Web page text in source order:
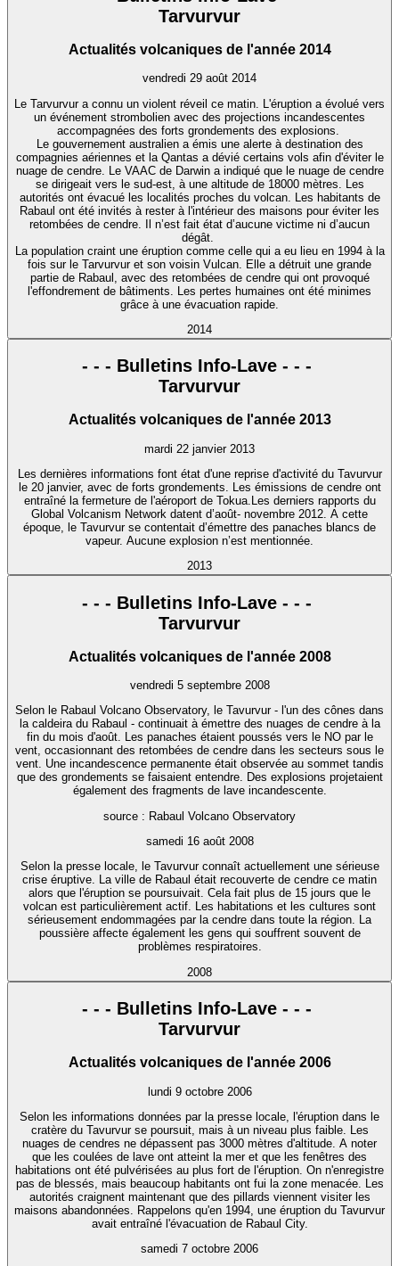
Tarvurvur
Actualités volcaniques de l'année 2014
vendredi 29 août 2014
Le Tarvurvur a connu un violent réveil ce matin. L'éruption a évolué vers
un événement strombolien avec des projections incandescentes
accompagnées des forts grondements des explosions.
Le gouvernement australien a émis une alerte à destination des
compagnies aériennes et la Qantas a dévié certains vols afin d'éviter le
nuage de cendre. Le VAAC de Darwin a indiqué que le nuage de cendre
se dirigeait vers le sud-est, à une altitude de 18000 mètres. Les
autorités ont évacué les localités proches du volcan. Les habitants de
Rabaul ont été invités à rester à l'intérieur des maisons pour éviter les
retombées de cendre. Il n’est fait état d’aucune victime ni d’aucun
dégât.
La population craint une éruption comme celle qui a eu lieu en 1994 à la
fois sur le Tarvurvur et son voisin Vulcan. Elle a détruit une grande
partie de Rabaul, avec des retombées de cendre qui ont provoqué
l'effondrement de bâtiments. Les pertes humaines ont été minimes
grâce à une évacuation rapide.
2014
- - - Bulletins Info-Lave - - -
Tarvurvur
Actualités volcaniques de l'année 2013
mardi 22 janvier 2013
Les dernières informations font état d'une reprise d'activité du Tavurvur
le 20 janvier, avec de forts grondements. Les émissions de cendre ont
entraîné la fermeture de l'aéroport de Tokua.Les derniers rapports du
Global Volcanism Network datent d’août- novembre 2012. A cette
époque, le Tavurvur se contentait d’émettre des panaches blancs de
vapeur. Aucune explosion n’est mentionnée.
2013
- - - Bulletins Info-Lave - - -
Tarvurvur
Actualités volcaniques de l'année 2008
vendredi 5 septembre 2008
Selon le Rabaul Volcano Observatory, le Tavurvur - l'un des cônes dans
la caldeira du Rabaul - continuait à émettre des nuages de cendre à la
fin du mois d'août. Les panaches étaient poussés vers le NO par le
vent, occasionnant des retombées de cendre dans les secteurs sous le
vent. Une incandescence permanente était observée au sommet tandis
que des grondements se faisaient entendre. Des explosions projetaient
également des fragments de lave incandescente.
source : Rabaul Volcano Observatory
samedi 16 août 2008
Selon la presse locale, le Tavurvur connaît actuellement une sérieuse
crise éruptive. La ville de Rabaul était recouverte de cendre ce matin
alors que l'éruption se poursuivait. Cela fait plus de 15 jours que le
volcan est particulièrement actif. Les habitations et les cultures sont
sérieusement endommagées par la cendre dans toute la région. La
poussière affecte également les gens qui souffrent souvent de
problèmes respiratoires.
2008
- - - Bulletins Info-Lave - - -
Tarvurvur
Actualités volcaniques de l'année 2006
lundi 9 octobre 2006
Selon les informations données par la presse locale, l'éruption dans le
cratère du Tavurvur se poursuit, mais à un niveau plus faible. Les
nuages de cendres ne dépassent pas 3000 mètres d'altitude. A noter
que les coulées de lave ont atteint la mer et que les fenêtres des
habitations ont été pulvérisées au plus fort de l'éruption. On n'enregistre
pas de blessés, mais beaucoup habitants ont fui la zone menacée. Les
autorités craignent maintenant que des pillards viennent visiter les
maisons abandonnées. Rappelons qu'en 1994, une éruption du Tavurvur
avait entraîné l'évacuation de Rabaul City.
samedi 7 octobre 2006